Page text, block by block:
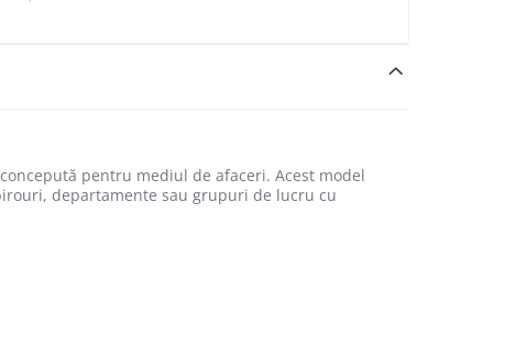
pentru mediul de afaceri. Acest model
departamente sau grupuri de lucru cu